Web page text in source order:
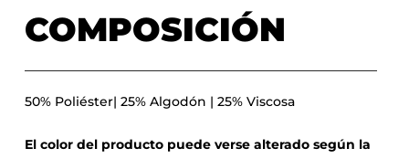
COMPOSICIÓN
50% Poliéster| 25% Algodón | 25% Viscosa
El color del producto puede verse alterado según la